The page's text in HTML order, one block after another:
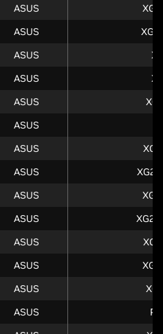
ASUS
ASUS
ASUS
ASUS
ASUS
ASUS
ASUS
ASUS
ASUS
ASUS
ASUS
ASUS
ASUS
ASUS